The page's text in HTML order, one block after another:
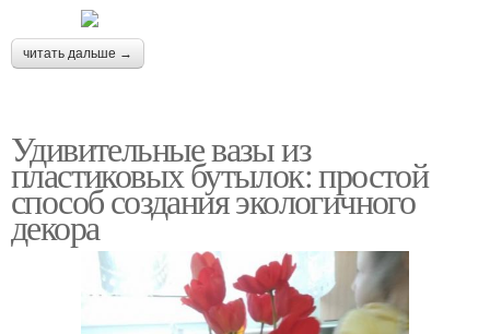
читать дальше →
Удивительные вазы из
пластиковых бутылок: простой
способ создания экологичного
декора